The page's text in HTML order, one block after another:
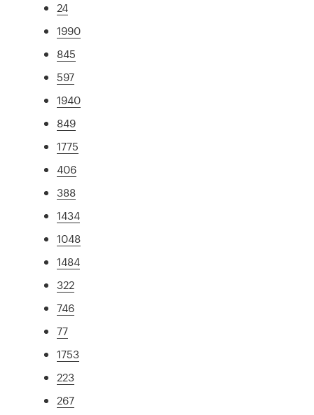
24
1990
845
597
1940
849
1775
406
388
1434
1048
1484
322
746
77
1753
223
267